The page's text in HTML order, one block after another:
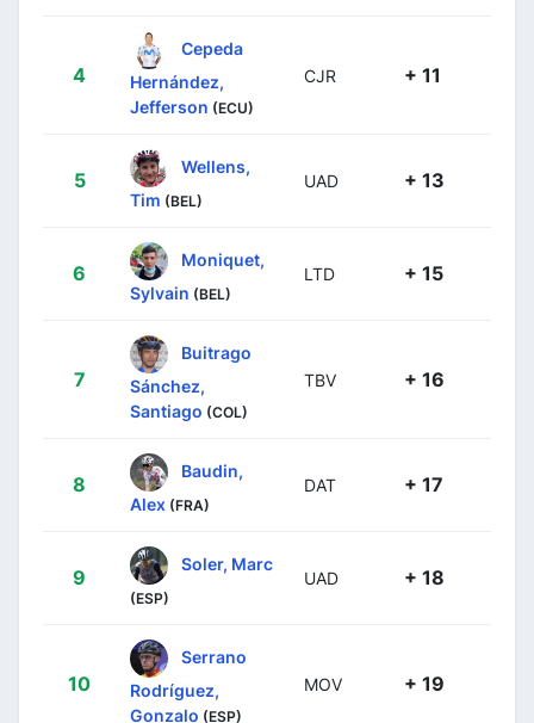
4
Cepeda
Hernández,
Jefferson (ECU)
CJR + 11
5
Wellens,
Tim (BEL)
UAD + 13
6
Moniquet,
Sylvain (BEL)
LTD + 15
7
Buitrago
Sánchez,
Santiago (COL)
TBV + 16
8
Baudin,
Alex (FRA)
DAT + 17
9
Soler, Marc
(ESP)
UAD + 18
10
Serrano
Rodríguez,
Gonzalo (ESP)
MOV + 19